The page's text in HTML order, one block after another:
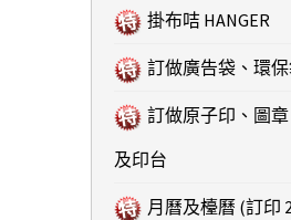
掛布咭 HANGER
訂做廣告袋、環
訂做原子印、圖
及印台
月曆及檯曆 (訂印